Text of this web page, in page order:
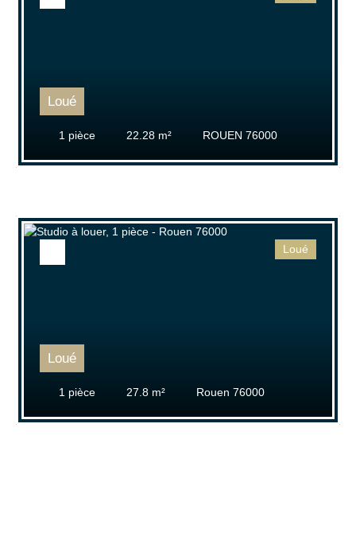
Loué
1 pièce 22.28 m² ROUEN 76000
Loué
1 pièce 27.8 m² Rouen 76000
Loué